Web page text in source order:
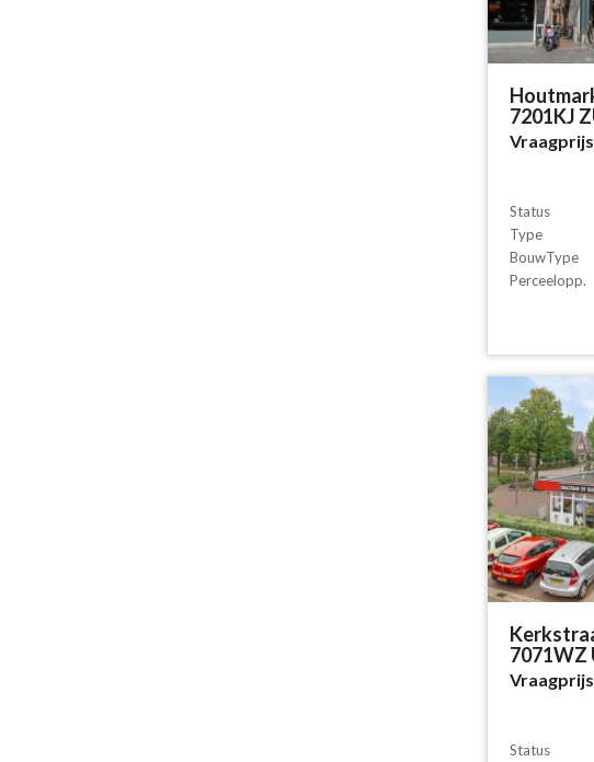
7201KJ
Status
Type
BouwType
Perceelopp.
7071WZ
Status